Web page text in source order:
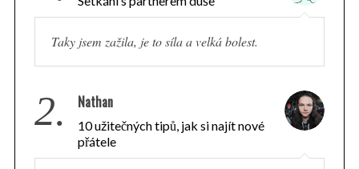
Taky jsem zažila, je to síla a velká bolest.
2. Nathan
10 užitečných tipů, jak si najít nové
přátele